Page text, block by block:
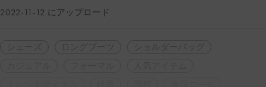
2022-11-12 にアップロード
シューズ ロングブーツ